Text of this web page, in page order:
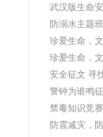
防溺水主题
珍爱生命，
珍爱生命，
安全征文 寻
警钟为谁鸣
禁毒知识竞
防震减灾，